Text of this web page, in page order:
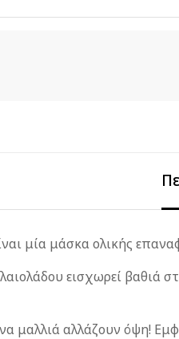
μία μάσκα ολικής
εισχωρεί βαθιά
μαλλιάαλλάζουν όψη! Ε